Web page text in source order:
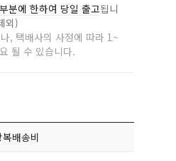
분에 한하여 당일 출고됩니
외)
, 택배사의 사정에 따라 1~
될 수 있습니다.
복배송비